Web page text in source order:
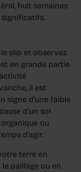
huit semaines
slip et observez
en grande partie
il est
signe d’une faible
d’un sol
ou
d’agir.
terre en
paillage ou en